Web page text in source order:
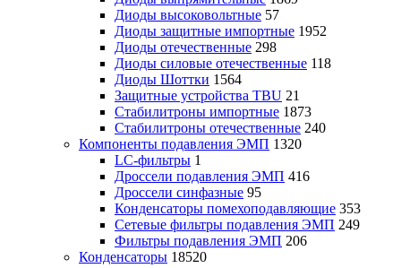
Диоды высоковольтные 57
Диоды защитные импортные 1952
Диоды отечественные 298
Диоды силовые отечественные 118
Диоды Шоттки 1564
Защитные устройства TBU 21
Стабилитроны импортные 1873
Стабилитроны отечественные 240
Компоненты подавления ЭМП 1320
LC-фильтры 1
Дроссели подавления ЭМП 416
Дроссели синфазные 95
Конденсаторы помехоподавляющие 353
Сетевые фильтры подавления ЭМП 249
Фильтры подавления ЭМП 206
Конденсаторы 18520